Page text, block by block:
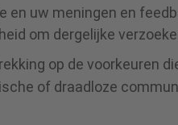
en uw meningen en
om dergelijke
op de voorkeuren
of draadloze